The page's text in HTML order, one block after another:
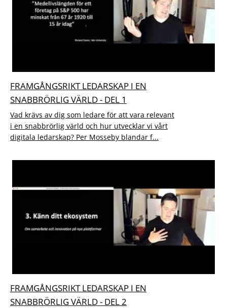
FRAMGÅNGSRIKT LEDARSKAP I EN
SNABBRÖRLIG VÄRLD - DEL 1
Vad krävs av dig som ledare för att vara relevant
i en snabbrörlig värld och hur utvecklar vi vårt
digitala ledarskap? Per Mosseby blandar f...
FRAMGÅNGSRIKT LEDARSKAP I EN
SNABBRÖRLIG VÄRLD - DEL 2